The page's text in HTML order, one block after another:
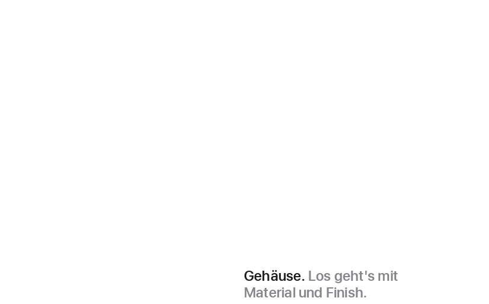
Gehäuse. Los geht's mit
Material und Finish.